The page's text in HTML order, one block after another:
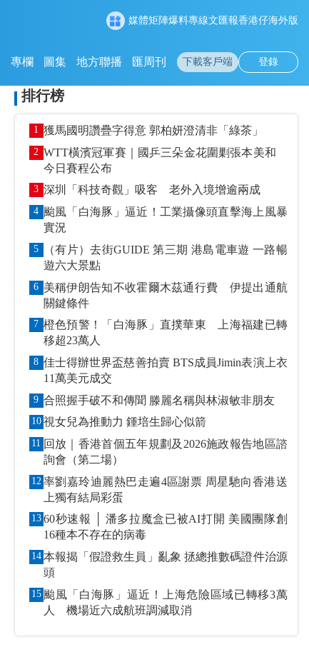
媒體矩陣爆料專線文匯報香港仔海外版
專欄 圖集 地方聯播 匯周刊 下載客戶端 登錄
排行榜
1 獲馬國明讚疊字得意 郭柏妍澄清非「綠茶」
2 WTT橫濱冠軍賽｜國乒三朵金花圍剿張本美和
今日賽程公布
3 深圳「科技奇觀」吸客 老外入境增逾兩成
4 颱風「白海豚」逼近！工業攝像頭直擊海上風暴
實況
5
（有片）去街GUIDE 第三期 港島電車遊 一路暢
遊六大景點
6 美稱伊朗告知不收霍爾木茲通行費 伊提出通航
關鍵條件
7 橙色預警！「白海豚」直撲華東 上海福建已轉
移超23萬人
8 佳士得辦世界盃慈善拍賣 BTS成員Jimin表演上衣
11萬美元成交
9 合照握手破不和傳聞 滕麗名稱與林淑敏非朋友
10 視女兒為推動力 鍾培生歸心似箭
11 回放｜香港首個五年規劃及2026施政報告地區諮
詢會（第二場）
12 率劉嘉玲迪麗熱巴走遍4區謝票 周星馳向香港送
上獨有結局彩蛋
13 60秒速報 │ 潘多拉魔盒已被AI打開 美國團隊創
16種本不存在的病毒
14 本報揭「假證救生員」亂象 拯總推數碼證件治源
頭
15 颱風「白海豚」逼近！上海危險區域已轉移3萬
人 機場近六成航班調減取消